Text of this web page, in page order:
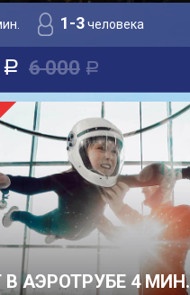
1-3человека
a 6 000 a
В АЭРОТРУБЕ 4 МИН.